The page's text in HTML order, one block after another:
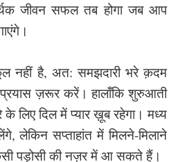
जीवन सफल तब होगा जब आप
नहीं है, अत: समझदारी भरे क़दम
ज़रूर करें। हालाँकि शुरुआती
लिए दिल में प्यार ख़ूब रहेगा। मध्य
लेकिन सप्ताहांत में मिलने-मिलाने
पड़ोसी की नज़र में आ सकते हैं।